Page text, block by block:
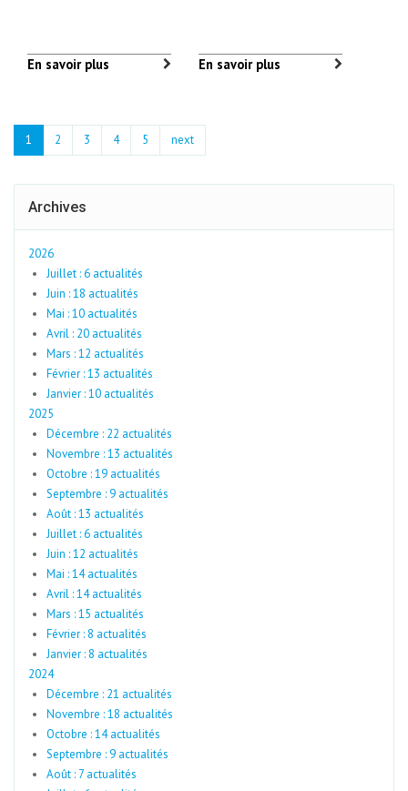
En savoir plus En savoir plus
1 2 3 4 5 next
Archives
2026
Juillet : 6 actualités
Juin : 18 actualités
Mai : 10 actualités
Avril : 20 actualités
Mars : 12 actualités
Février : 13 actualités
Janvier : 10 actualités
2025
Décembre : 22 actualités
Novembre : 13 actualités
Octobre : 19 actualités
Septembre : 9 actualités
Août : 13 actualités
Juillet : 6 actualités
Juin : 12 actualités
Mai : 14 actualités
Avril : 14 actualités
Mars : 15 actualités
Février : 8 actualités
Janvier : 8 actualités
2024
Décembre : 21 actualités
Novembre : 18 actualités
Octobre : 14 actualités
Septembre : 9 actualités
Août : 7 actualités